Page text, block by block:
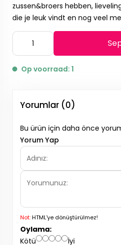
zussen&broers hebben,
die je leuk vindt en nog veel
Op voorraad: 1
Yorumlar (0)
Bu ürün için daha önce
Yorum Yap
Not:HTML'ye dönüştürülmez!
Oylama:
Kötü
İyi